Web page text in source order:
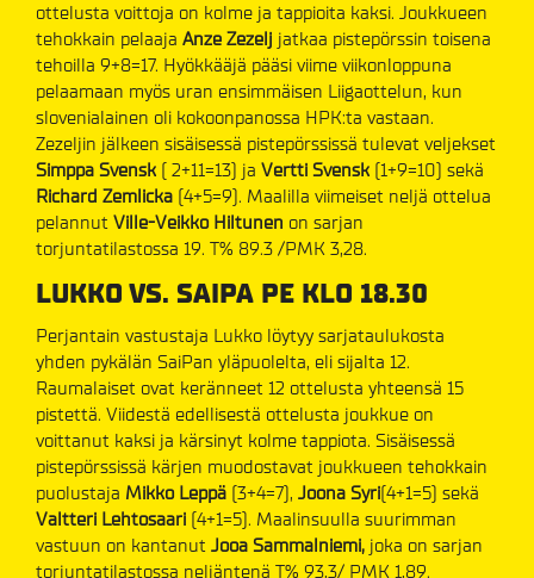
ottelusta voittoja on kolme ja tappioita kaksi. Joukkueen
tehokkain pelaaja Anze Zezelj jatkaa pistepörssin toisena
tehoilla 9+8=17. Hyökkääjä pääsi viime viikonloppuna
pelaamaan myös uran ensimmäisen Liigaottelun, kun
slovenialainen oli kokoonpanossa HPK:ta vastaan.
Zezeljin jälkeen sisäisessä pistepörssissä tulevat veljekset
Simppa Svensk ( 2+11=13) ja Vertti Svensk (1+9=10) sekä
Richard Zemlicka (4+5=9). Maalilla viimeiset neljä ottelua
pelannut Ville-Veikko Hiltunen on sarjan
torjuntatilastossa 19. T% 89.3 /PMK 3,28.
LUKKO VS. SAIPA PE KLO 18.30
Perjantain vastustaja Lukko löytyy sarjataulukosta
yhden pykälän SaiPan yläpuolelta, eli sijalta 12.
Raumalaiset ovat keränneet 12 ottelusta yhteensä 15
pistettä. Viidestä edellisestä ottelusta joukkue on
voittanut kaksi ja kärsinyt kolme tappiota. Sisäisessä
pistepörssissä kärjen muodostavat joukkueen tehokkain
puolustaja Mikko Leppä (3+4=7), Joona Syri(4+1=5) sekä
Valtteri Lehtosaari (4+1=5). Maalinsuulla suurimman
vastuun on kantanut Jooa Sammalniemi, joka on sarjan
torjuntatilastossa neljäntenä T% 93,3/ PMK 1,89.